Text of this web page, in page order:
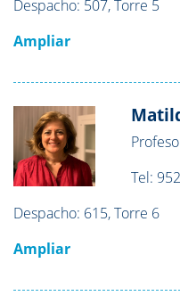
Despacho: 507, Torre 5
Ampliar
Tel:
Despacho: 615, Torre 6
Ampliar